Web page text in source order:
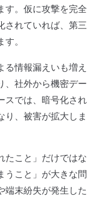
す。仮に攻撃を完全
されていれば、第三
。
情報漏えいも増え
、社外から機密デー
スでは、暗号化され
り、被害が拡大しま
たこと」だけではな
うこと」が大きな問
端末紛失が発生した